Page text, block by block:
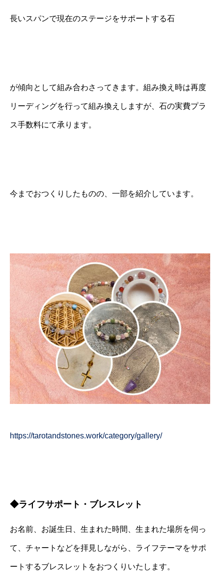
長いスパンで現在のステージをサポートする石
が傾向として組み合わさってきます。組み換え時は再度
リーディングを行って組み換えしますが、石の実費プラ
ス手数料にて承ります。
今までおつくりしたものの、一部を紹介しています。
https://tarotandstones.work/category/gallery/
◆ライフサポート・ブレスレット
お名前、お誕生日、生まれた時間、生まれた場所を伺っ
て、チャートなどを拝見しながら、ライフテーマをサポ
ートするブレスレットをおつくりいたします。